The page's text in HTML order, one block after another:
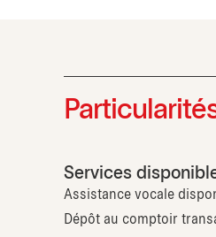
Services
Assistance vocale
Dépôt au comptoir